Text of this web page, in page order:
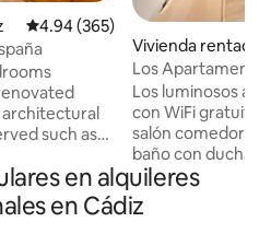
Calificación promedio: 4.94 de
4.94 (365)
such as
typical
to the
Vivienda rentada
Los
Palillero
Los luminosos
con WiFi gratuita,
salón comedor,
baño con ducha y
cocina tiene
entre 34 m2 y 48
en alquileres
en Cádiz